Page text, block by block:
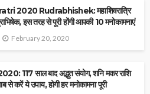
2020 Rudrabhishek: महाशिवरात्रि
इस तरह से पूरी होंगी आपकी 10 मनोकामनाएं
February 20, 2020
2020: 117 साल बाद अद्भुत संयोग, शनि मकर राशि
से करें ये उपाय, होगी हर मनोकामना पूरी